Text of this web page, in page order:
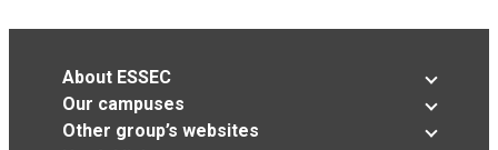
About ESSEC
Our campuses
Other group’s websites